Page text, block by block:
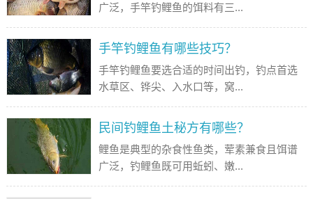
广泛，手竿钓鲤鱼的饵料有三...
手竿钓鲤鱼有哪些技巧？
手竿钓鲤鱼要选合适的时间出钓，钓点首选
水草区、铧尖、入水口等，窝...
民间钓鲤鱼土秘方有哪些？
鲤鱼是典型的杂食性鱼类，荤素兼食且饵谱
广泛，钓鲤鱼既可用蚯蚓、嫩...